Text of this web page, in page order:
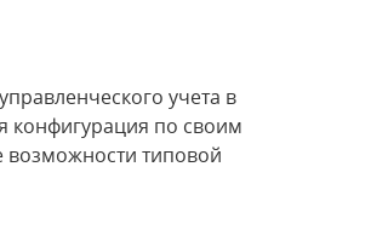
учета в
конфигурация по своим
возможности типовой